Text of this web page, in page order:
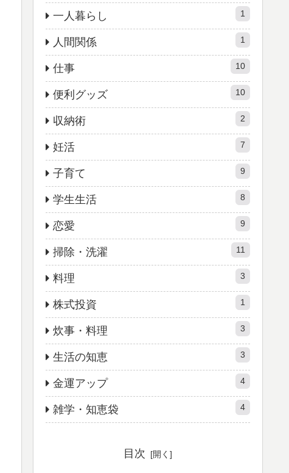
一人暮らし 1
人間関係 1
仕事 10
便利グッズ 10
収納術 2
妊活 7
子育て 9
学生生活 8
恋愛 9
掃除・洗濯 11
料理 3
株式投資 1
炊事・料理 3
生活の知恵 3
金運アップ 4
雑学・知恵袋 4
目次